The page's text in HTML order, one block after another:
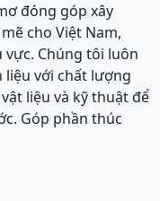
đóng góp xây
cho Việt Nam,
Chúng tôi luôn
liệu với chất lượng
liệu và kỹ thuật để
Góp phần thúc